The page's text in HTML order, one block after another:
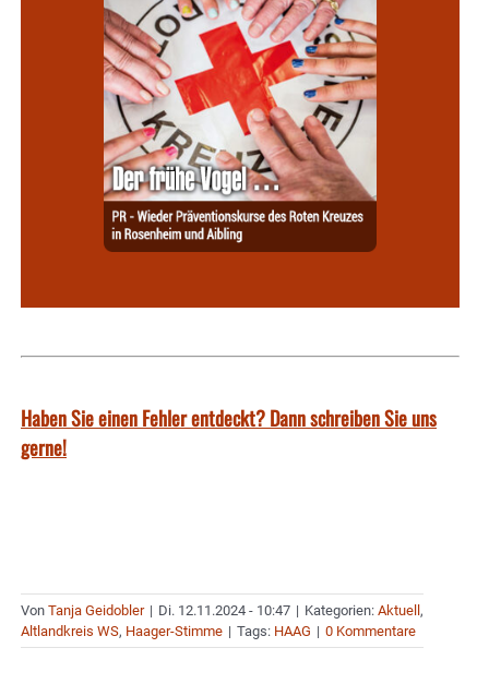
Haben Sie einen Fehler entdeckt? Dann schreiben Sie uns
gerne!
Von Tanja Geidobler | Di. 12.11.2024 - 10:47 | Kategorien: Aktuell,
Altlandkreis WS, Haager-Stimme | Tags: HAAG | 0 Kommentare